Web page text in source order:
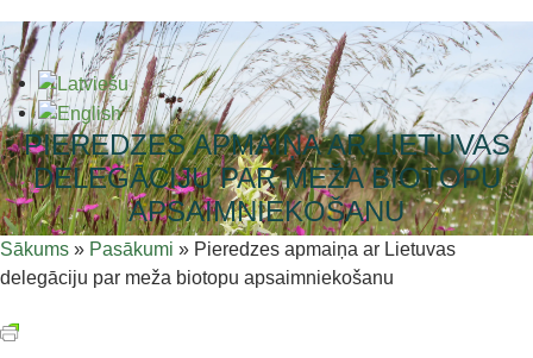
PIEREDZES APMAIŅA AR LIETUVAS
DELEGĀCIJU PAR MEŽA BIOTOPU
APSAIMNIEKOŠANU
Sākums » Pasākumi » Pieredzes apmaiņa ar Lietuvas
delegāciju par meža biotopu apsaimniekošanu